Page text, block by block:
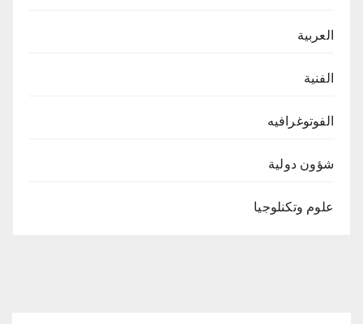
العربية
الفنية
الفوتوغرافيه
شؤون دولية
علوم وتكنلوجيا